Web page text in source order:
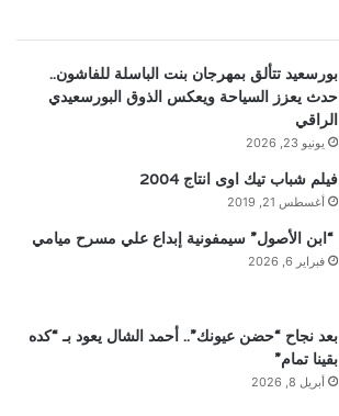
بورسعيد تتألق بمهرجان بنت الباسلة للفاشون..
حدث يعزز السياحة ويعكس الذوق البورسعيدي
الراقي
يونيو 23, 2026
فيلم شباب تيك اوى انتاج 2004
أغسطس 21, 2019
“ابن الأصول” سيمفونية إبداع علي مسرح ميامي
فبراير 6, 2026
بعد نجاح “حضن عيونك”.. أحمد الشال يعود بـ “كده
بقينا تمام”
أبريل 8, 2026